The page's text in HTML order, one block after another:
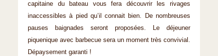
capitaine du bateau vous fera découvrir les rivages
inaccessibles à pied qu’il connait bien. De nombreuses
pauses baignades seront proposées. Le déjeuner
piquenique avec barbecue sera un moment très convivial.
Dépaysement garanti !